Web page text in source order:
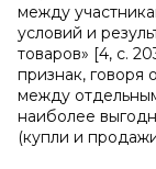
между
условий и
товаров» [4, с.
признак, говоря
между
наиболее
(купли и